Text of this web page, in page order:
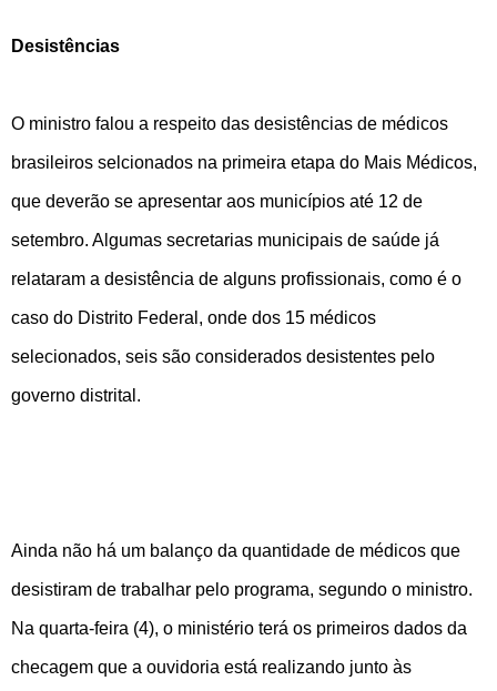
Desistências
O ministro falou a respeito das desistências de médicos
brasileiros selcionados na primeira etapa do Mais Médicos,
que deverão se apresentar aos municípios até 12 de
setembro. Algumas secretarias municipais de saúde já
relataram a desistência de alguns profissionais, como é o
caso do Distrito Federal, onde dos 15 médicos
selecionados, seis são considerados desistentes pelo
governo distrital.
Ainda não há um balanço da quantidade de médicos que
desistiram de trabalhar pelo programa, segundo o ministro.
Na quarta-feira (4), o ministério terá os primeiros dados da
checagem que a ouvidoria está realizando junto às